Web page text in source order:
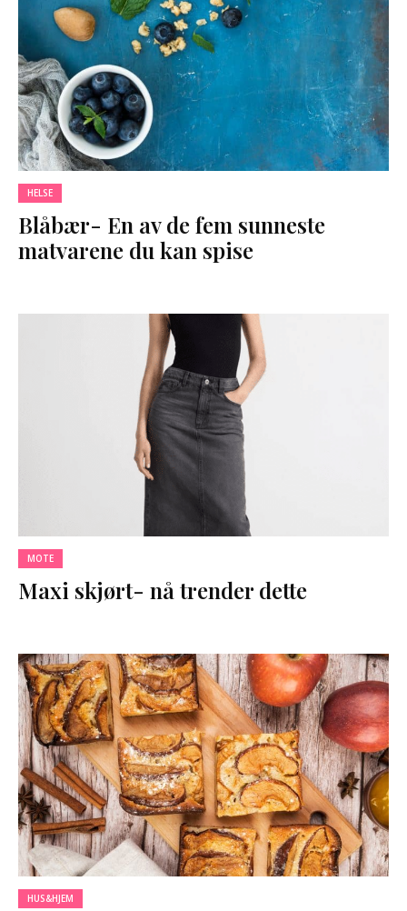
HELSE
Blåbær- En av de fem sunneste
matvarene du kan spise
MOTE
Maxi skjørt- nå trender dette
HUS&HJEM